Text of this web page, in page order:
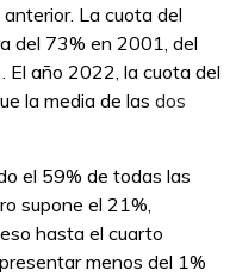
La cuota del
del 73% en 2001, del
año 2022, la cuota del
la media de las dos
el 59% de todas las
supone el 21%,
hasta el cuarto
menos del 1%